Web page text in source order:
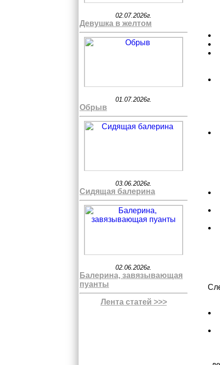
02.07.2026г.
Девушка в желтом
01.07.2026г.
Обрыв
03.06.2026г.
Сидящая балерина
02.06.2026г.
Балерина, завязывающая
пуанты
Лента статей >>>